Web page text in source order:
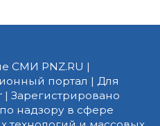
СМИ PNZ.RU |
портал | Для
| Зарегистрировано
надзору в сфере